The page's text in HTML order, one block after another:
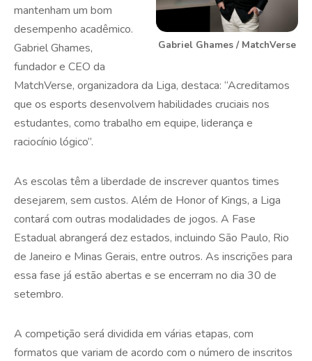
Gabriel Ghames / MatchVerse
mantenham um bom
desempenho acadêmico.
Gabriel Ghames,
fundador e CEO da
MatchVerse, organizadora da Liga, destaca: “Acreditamos
que os esports desenvolvem habilidades cruciais nos
estudantes, como trabalho em equipe, liderança e
raciocínio lógico”.
As escolas têm a liberdade de inscrever quantos times
desejarem, sem custos. Além de Honor of Kings, a Liga
contará com outras modalidades de jogos. A Fase
Estadual abrangerá dez estados, incluindo São Paulo, Rio
de Janeiro e Minas Gerais, entre outros. As inscrições para
essa fase já estão abertas e se encerram no dia 30 de
setembro.
A competição será dividida em várias etapas, com
formatos que variam de acordo com o número de inscritos